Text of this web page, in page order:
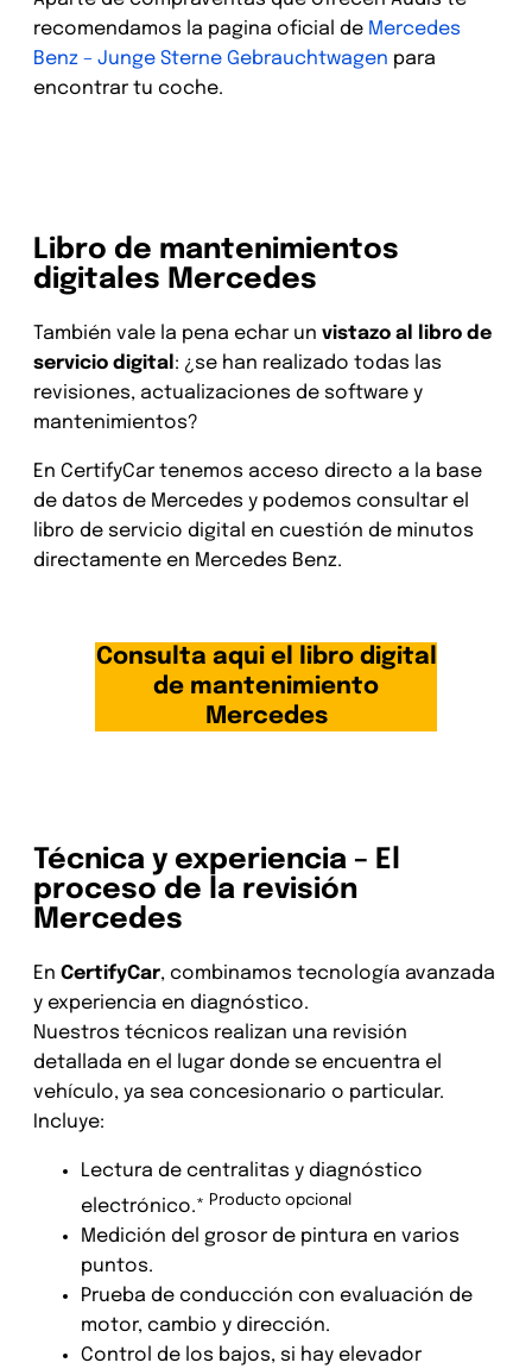
recomendamos la pagina oficial de Mercedes
Benz – Junge Sterne Gebrauchtwagen para
encontrar tu coche.
Libro de mantenimientos
digitales Mercedes
También vale la pena echar un vistazo al libro de
servicio digital : ¿se han realizado todas las
revisiones, actualizaciones de software y
mantenimientos?
En CertifyCar tenemos acceso directo a la base
de datos de Mercedes y podemos consultar el
libro de servicio digital en cuestión de minutos
directamente en Mercedes Benz.
Consulta aqui el libro digital
de mantenimiento
Mercedes
Técnica y experiencia – El
proceso de la revisión
Mercedes
En CertifyCar, combinamos tecnología avanzada
y experiencia en diagnóstico.
Nuestros técnicos realizan una revisión
detallada en el lugar donde se encuentra el
vehículo, ya sea concesionario o particular.
Incluye:
Lectura de centralitas y diagnóstico
electrónico.* Producto opcional
Medición del grosor de pintura en varios
puntos.
Prueba de conducción con evaluación de
motor, cambio y dirección.
Control de los bajos, si hay elevador